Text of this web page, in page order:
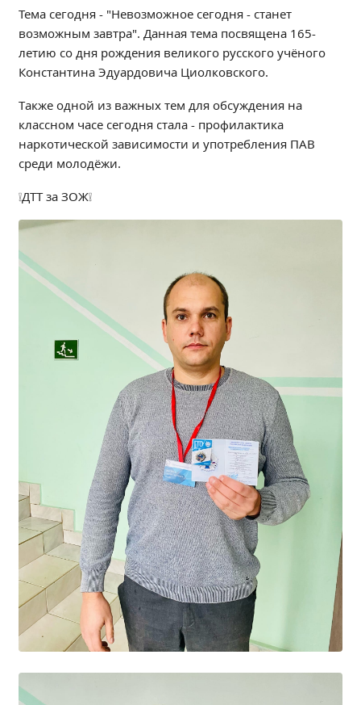
Документы
Образовательные стандарты и требования
Педагогический состав
Материально-техническое обеспечение и
оснащенность образовательного процесса.
Доступная среда
Стипендии и меры поддержки обучающихся
Платные образовательные услуги
Вакантные места для приёма (перевода)
Международное сотрудничество
Организация питания в образовательной
организации
Расписание занятий
Заочное отделение
Локальные акты
ВОСПИТАТЕЛЬНАЯ РАБОТА
Безопасность на железной дороге
ГТО
Дополнительное образование
Информационная безопасность
Информация для детей-сирот
Памятные даты военной истории
Пожарная безопасность
Программа воспитания
Противодействие терроризму
Тема сегодня - "Невозможное сегодня - станет
возможным завтра". Данная тема посвящена 165-
летию со дня рождения великого русского учёного
Константина Эдуардовича Циолковского.
Также одной из важных тем для обсуждения на
классном часе сегодня стала - профилактика
наркотической зависимости и употребления ПАВ
среди молодёжи.
❕ДТТ за ЗОЖ❕